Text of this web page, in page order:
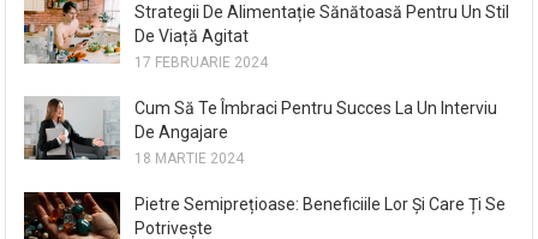
Strategii De Alimentație Sănătoasă Pentru Un Stil
De Viață Agitat
17 FEBRUARIE 2024
Cum Să Te Îmbraci Pentru Succes La Un Interviu
De Angajare
18 MARTIE 2024
Pietre Semiprețioase: Beneficiile Lor Și Care Ți Se
Potrivește